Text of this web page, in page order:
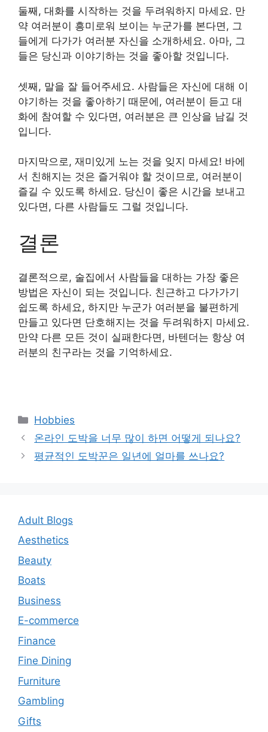
둘째, 대화를 시작하는 것을 두려워하지 마세요. 만
약 여러분이 흥미로워 보이는 누군가를 본다면, 그
들에게 다가가 여러분 자신을 소개하세요. 아마, 그
들은 당신과 이야기하는 것을 좋아할 것입니다.
셋째, 말을 잘 들어주세요. 사람들은 자신에 대해 이
야기하는 것을 좋아하기 때문에, 여러분이 듣고 대
화에 참여할 수 있다면, 여러분은 큰 인상을 남길 것
입니다.
마지막으로, 재미있게 노는 것을 잊지 마세요! 바에
서 친해지는 것은 즐거워야 할 것이므로, 여러분이
즐길 수 있도록 하세요. 당신이 좋은 시간을 보내고
있다면, 다른 사람들도 그럴 것입니다.
결론
결론적으로, 술집에서 사람들을 대하는 가장 좋은
방법은 자신이 되는 것입니다. 친근하고 다가가기
쉽도록 하세요, 하지만 누군가 여러분을 불편하게
만들고 있다면 단호해지는 것을 두려워하지 마세요.
만약 다른 모든 것이 실패한다면, 바텐더는 항상 여
러분의 친구라는 것을 기억하세요.
Categories
Hobbies
Post
navigation
온라인 도박을 너무 많이 하면 어떻게 되나요?
평균적인 도박꾼은 일년에 얼마를 쓰나요?
Adult Blogs
Aesthetics
Beauty
Boats
Business
E-commerce
Finance
Fine Dining
Furniture
Gambling
Gifts